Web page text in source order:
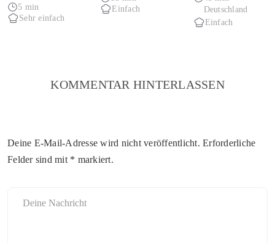
5 min
Sehr einfach
Einfach
& Kräutern
Deutschland
Einfach
KOMMENTAR HINTERLASSEN
Deine E-Mail-Adresse wird nicht veröffentlicht. Erforderliche
Felder sind mit * markiert.